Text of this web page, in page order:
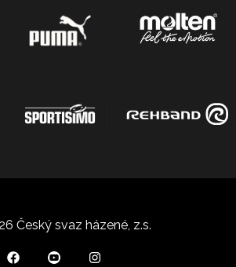
Český svaz házené, z.s.